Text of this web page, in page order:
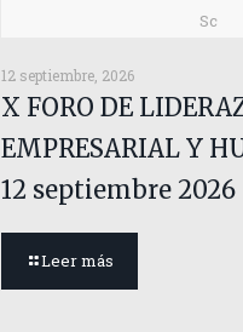
Sc
12 septiembre, 2026
X FORO DE
EMPRESARIAL Y
12 septiembre 2026
Leer más